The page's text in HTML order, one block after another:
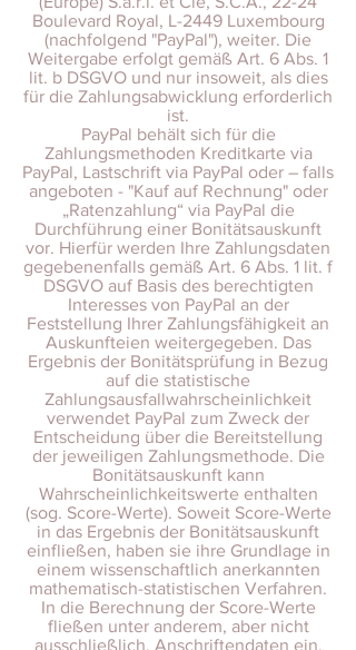
Boulevard Royal, L-2449 Luxembourg
(nachfolgend "PayPal"), weiter. Die
Weitergabe erfolgt gemäß Art. 6 Abs. 1
lit. b DSGVO und nur insoweit, als dies
für die Zahlungsabwicklung erforderlich
ist.
PayPal behält sich für die
Zahlungsmethoden Kreditkarte via
PayPal, Lastschrift via PayPal oder – falls
angeboten - "Kauf auf Rechnung" oder
„Ratenzahlung“ via PayPal die
Durchführung einer Bonitätsauskunft
vor. Hierfür werden Ihre Zahlungsdaten
gegebenenfalls gemäß Art. 6 Abs. 1 lit. f
DSGVO auf Basis des berechtigten
Interesses von PayPal an der
Feststellung Ihrer Zahlungsfähigkeit an
Auskunfteien weitergegeben. Das
Ergebnis der Bonitätsprüfung in Bezug
auf die statistische
Zahlungsausfallwahrscheinlichkeit
verwendet PayPal zum Zweck der
Entscheidung über die Bereitstellung
der jeweiligen Zahlungsmethode. Die
Bonitätsauskunft kann
Wahrscheinlichkeitswerte enthalten
(sog. Score-Werte). Soweit Score-Werte
in das Ergebnis der Bonitätsauskunft
einfließen, haben sie ihre Grundlage in
einem wissenschaftlich anerkannten
mathematisch-statistischen Verfahren.
In die Berechnung der Score-Werte
fließen unter anderem, aber nicht
ausschließlich, Anschriftendaten ein.